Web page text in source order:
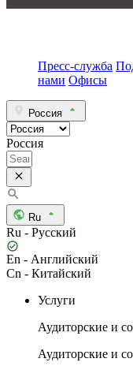
Пресс-служба
нами Офисы
Россия
Россия
Ru
Ru - Русский
En - Английский
Cn - Китайский
Услуги
Аудиторские и
Аудиторские и